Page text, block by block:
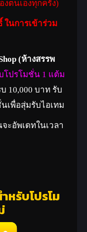
ตนเองทุกครั้ง)
ในการเข้าร่วม
(ห้างสรรพ
โปรโมชั่น 1 แต้ม
10,000 บาท รับ
เพื่อสุ่มรับไอเทม
ะอัพเดทในเวลา
หรับโปรโม